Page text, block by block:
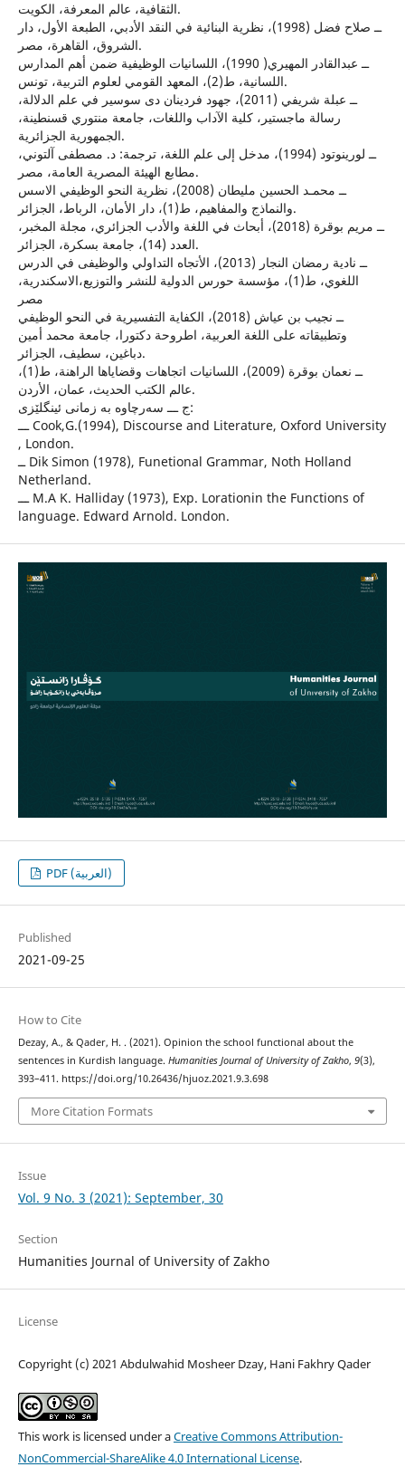
الثقافية، عالم المعرفة، الكويت.
ــ صلاح فضل (1998)، نظرية البنائية في النقد الأدبي، الطبعة الأول، دار
الشروق، القاهرة، مصر.
ــ عبدالقادر المهيري( 1990)، اللسانيات الوظيفية ضمن أهم المدارس
اللسانية، ط(2)، المعهد القومي لعلوم التربية، تونس.
ــ عبلة شريفي (2011)، جهود فردينان دى سوسير في علم الدلالة،
رسالة ماجستير، كلية الآداب واللغات، جامعة منتوري قسنطينة،
الجمهورية الجزائرية.
ــ لورينوتود (1994)، مدخل إلى علم اللغة، ترجمة: د. مصطفى آلتوني،
مطابع الهيئة المصرية العامة، مصر.
ــ محمـد الحسين مليطان (2008)، نظرية النحو الوظيفي الاسس
والنماذج والمفاهيم، ط(1)، دار الأمان، الرباط، الجزائر.
ــ مريم بوقرة (2018)، أبحاث في اللغة والأدب الجزائري، مجلة المخبر،
العدد (14)، جامعة بسكرة، الجزائر.
ــ نادية رمضان النجار (2013)، الأتجاه التداولي والوظيفى في الدرس
اللغوي، ط(1)، مؤسسة حورس الدولية للنشر والتوزيع،الاسكندرية،
مصر
ــ نجيب بن عياش (2018)، الكفاية التفسيرية في النحو الوظيفي
وتطبيقاته على اللغة العربية، اطروحة دكتورا، جامعة محمد أمين
دباغين، سطيف، الجزائر.
ــ نعمان بوقرة (2009)، اللسانيات اتجاهات وقضاياها الراهنة، ط(1)،
عالم الكتب الحديث، عمان، الأردن.
ج ـــ سه‌رچاوه‌ به‌ زمانى ئینگلێزى:
ـــ Cook,G.(1994), Discourse and Literature, Oxford University
, London.
ــ Dik Simon (1978), Funetional Grammar, Noth Holland
Netherland.
ـــ M.A K. Halliday (1973), Exp. Lorationin the Functions of
language. Edward Arnold. London.
PDF (العربية)
Published
2021-09-25
How to Cite
Dezay, A., & Qader, H. . (2021). Opinion the school functional about the
sentences in Kurdish language. Humanities Journal of University of Zakho, 9(3),
393–411. https://doi.org/10.26436/hjuoz.2021.9.3.698
More Citation Formats
Issue
Vol. 9 No. 3 (2021): September, 30
Section
Humanities Journal of University of Zakho
License
Copyright (c) 2021 Abdulwahid Mosheer Dzay, Hani Fakhry Qader
This work is licensed under aCreative Commons Attribution-
NonCommercial-ShareAlike 4.0 International License.